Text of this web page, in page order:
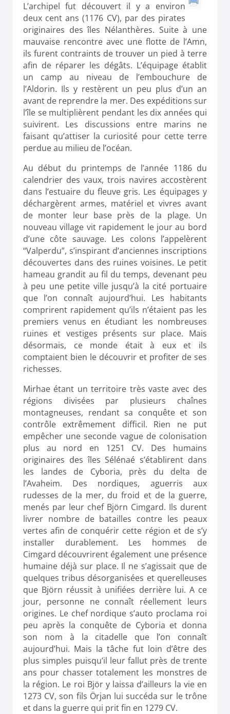
L’archipel fut découvert il y a environ
deux cent ans (1176 CV), par des pirates
originaires des îles Nélanthères. Suite à une
mauvaise rencontre avec une flotte de l’Amn,
ils furent contraints de trouver un pied à terre
afin de réparer les dégâts. L’équipage établit
un camp au niveau de l’embouchure de
l’Aldorin. Ils y restèrent un peu plus d’un an
avant de reprendre la mer. Des expéditions sur
l’île se multiplièrent pendant les dix années qui
suivirent. Les discussions entre marins ne
faisant qu’attiser la curiosité pour cette terre
perdue au milieu de l’océan.
Au début du printemps de l’année 1186 du
calendrier des vaux, trois navires accostèrent
dans l’estuaire du fleuve gris. Les équipages y
déchargèrent armes, matériel et vivres avant
de monter leur base près de la plage. Un
nouveau village vit rapidement le jour au bord
d’une côte sauvage. Les colons l’appelèrent
“Valperdu”, s’inspirant d’anciennes inscriptions
découvertes dans des ruines voisines. Le petit
hameau grandit au fil du temps, devenant peu
à peu une petite ville jusqu’à la cité portuaire
que l’on connaît aujourd’hui. Les habitants
comprirent rapidement qu’ils n’étaient pas les
premiers venus en étudiant les nombreuses
ruines et vestiges présents sur place. Mais
désormais, ce monde était à eux et ils
comptaient bien le découvrir et profiter de ses
richesses.
Mirhae étant un territoire très vaste avec des
régions divisées par plusieurs chaînes
montagneuses, rendant sa conquête et son
contrôle extrêmement difficil. Rien ne put
empêcher une seconde vague de colonisation
plus au nord en 1251 CV. Des humains
originaires des îles Sélénaé s’établirent dans
les landes de Cyboria, près du delta de
l’Avaheim. Des nordiques, aguerris aux
rudesses de la mer, du froid et de la guerre,
menés par leur chef Björn Cimgard. Ils durent
livrer nombre de batailles contre les peaux
vertes afin de conquérir cette région et de s’y
installer durablement. Les hommes de
Cimgard découvrirent également une présence
humaine déjà sur place. Il ne s’agissait que de
quelques tribus désorganisées et querelleuses
que Björn réussit à unifiées derrière lui. A ce
jour, personne ne connaît réellement leurs
origines. Le chef nordique s’auto proclama roi
peu après la conquête de Cyboria et donna
son nom à la citadelle que l’on connaît
aujourd’hui. Mais la tâche fut loin d’être des
plus simples puisqu’il leur fallut près de trente
ans pour chasser totalement les monstres de
la région. Le roi Björ y laissa d’ailleurs la vie en
1273 CV, son fils Örjan lui succéda sur le trône
et dans la guerre qui prit fin en 1279 CV.